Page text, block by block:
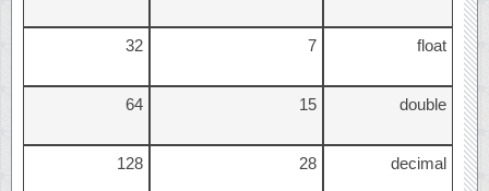
float
7
32
double
15
64
decimal
28
128